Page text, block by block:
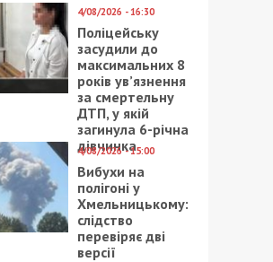
4/08/2026 - 16:30
Поліцейську
засудили до
максимальних 8
років ув’язнення
за смертельну
ДТП, у якій
загинула 6-річна
дівчинка
4/08/2026 - 15:00
Вибухи на
полігоні у
Хмельницькому:
слідство
перевіряє дві
версії